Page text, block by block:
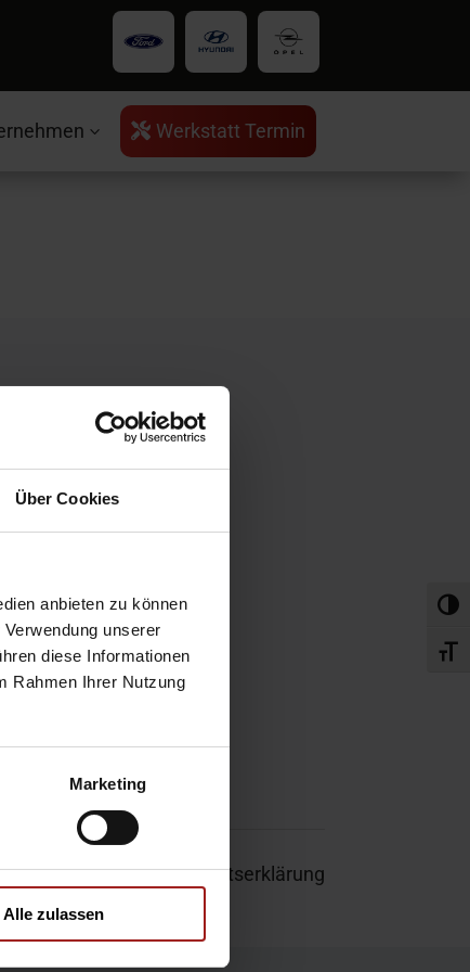
Über Cookies
anbieten zu können
unserer
diese Informationen
Rahmen Ihrer Nutzung
Marketing
Alle zulassen
3  Werkstatt Termin
|Garantie|Barrierefreiheitserklärung